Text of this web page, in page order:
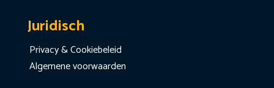
Juridisch
Privacy & Cookiebeleid
Algemene voorwaarden